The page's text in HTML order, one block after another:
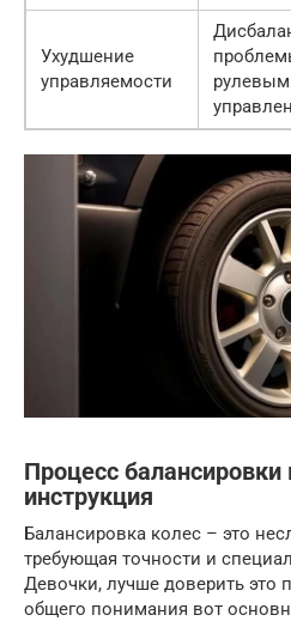
Ухудшение
управляемости
рулевым
Процесс
инструкция
Балансировка колес – это
требующая точности и
Девочки, лучше доверить это
общего понимания вот